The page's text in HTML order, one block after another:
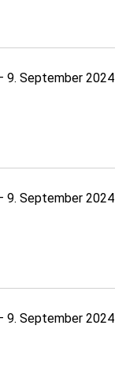
9. September 2024
9. September 2024
9. September 2024